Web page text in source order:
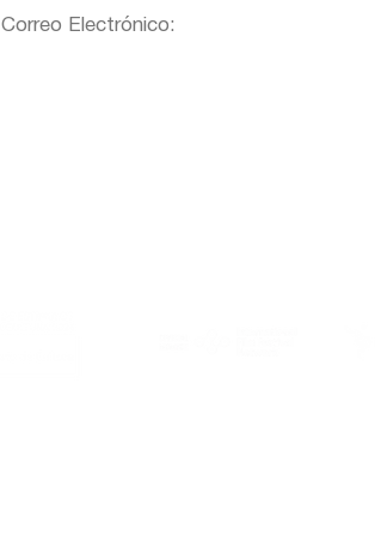
Correo Electrónico: